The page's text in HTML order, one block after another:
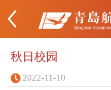
秋日校园
2022-11-10